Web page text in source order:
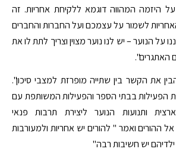
היזמה המהווה דוגמא ללקיחת אחריות. זה
לשמור על עצמכם ועל החברות והחברים
על הנוער – יש לנו נוער מצוין וצריך לתת לו את
האתגרים".
את הקשר בין שתייה מופרזת למצבי סיכון".
הפעילות בבתי הספר והפעילות המשותפת עם
ותנועות הנוער ליצירת תרבות פנאי
ההורים ואמר " להורים יש אחריות ולמעורבות
יש חשיבות רבה"